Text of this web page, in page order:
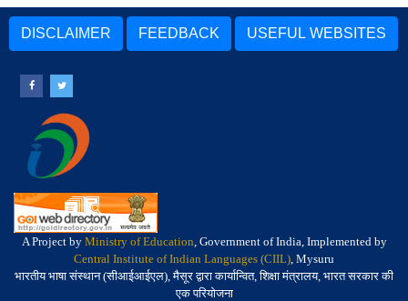
DISCLAIMER FEEDBACK USEFUL WEBSITES
A Project by Ministry of Education, Government of India, Implemented by
Central Institute of Indian Languages (CIIL), Mysuru
भारतीय भाषा संस्थान (सीआईआईएल), मैसूर द्वारा कार्यान्वित, शिक्षा मंत्रालय, भारत सरकार की
एक परियोजना